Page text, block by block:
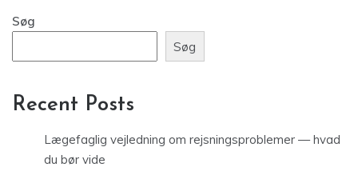
Søg
Søg
Recent Posts
Lægefaglig vejledning om rejsningsproblemer — hvad
du bør vide